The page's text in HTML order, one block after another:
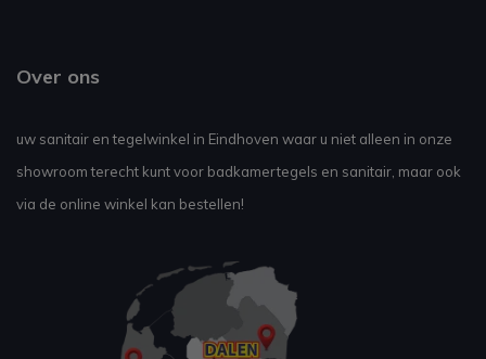
Over ons
uw sanitair en tegelwinkel in Eindhoven waar u niet alleen in onze
showroom terecht kunt voor badkamertegels en sanitair, maar ook
via de online winkel kan bestellen!